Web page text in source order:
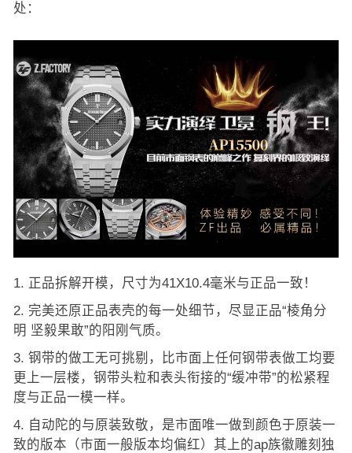
处：
正品拆解开模，尺寸为41X10.4毫米与正品一致！
完美还原正品表壳的每一处细节，尽显正品“棱角分
明 坚毅果敢”的阳刚气质。
钢带的做工无可挑剔，比市面上任何钢带表做工均要
更上一层楼，钢带头粒和表头衔接的“缓冲带”的松紧程
度与正品一模一样。
自动陀的与原装致敬，是市面唯一做到颜色于原装一
致的版本（市面一般版本均偏红）其上的ap族徽雕刻独